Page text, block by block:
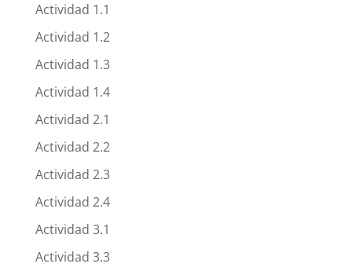
Actividad 1.1
Actividad 1.2
Actividad 1.3
Actividad 1.4
Actividad 2.1
Actividad 2.2
Actividad 2.3
Actividad 2.4
Actividad 3.1
Actividad 3.3